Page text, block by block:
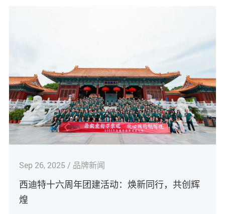
Sep 26, 2025 / 品牌新闻
西迪特十六周年团建活动：焕新同行，共创辉
煌